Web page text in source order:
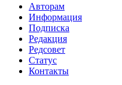
Авторам
Информация
Подписка
Редакция
Редсовет
Статус
Контакты